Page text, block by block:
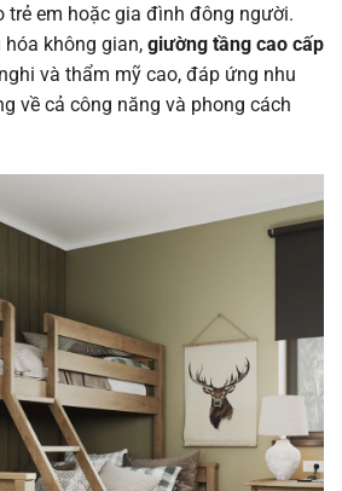
trẻ em hoặc gia đình đông người.
không gian, giường tầng cao cấp
và thẩm mỹ cao, đáp ứng nhu
về cả công năng và phong cách